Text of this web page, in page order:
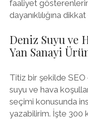
faaliyet
dayanıklılığına
Deniz Suyu ve
Yan Sanayi
Titiz bir şekilde
suyu ve hava
seçimi konusunda
yazabilirim. İşte 300